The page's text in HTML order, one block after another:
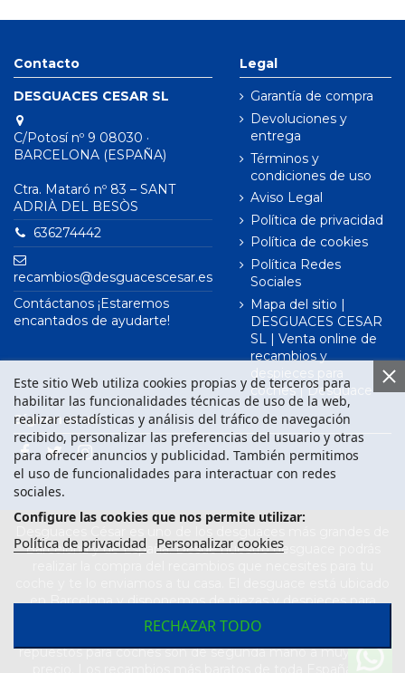
Contacto
DESGUACES CESAR SL
C/Potosí nº 9 08030 ·
BARCELONA (ESPAÑA)
Ctra. Mataró nº 83 – SANT
ADRIÀ DEL BESÒS
636274442
recambios@desguacescesar.es
Contáctanos ¡Estaremos
encantados de ayudarte!
Legal
Garantía de compra
Devoluciones y
entrega
Términos y
condiciones de uso
Aviso Legal
Política de privacidad
Política de cookies
Política Redes
Sociales
Mapa del sitio |
DESGUACES CESAR
SL | Venta online de
recambios y
despieces para
coches | Desguace
Este sitio Web utiliza cookies propias y de terceros para
habilitar las funcionalidades técnicas de uso de la web,
realizar estadísticas y análisis del tráfico de navegación
recibido, personalizar las preferencias del usuario y otras
para ofrecer anuncios y publicidad. También permitimos
el uso de funcionalidades para interactuar con redes
sociales.
Configure las cookies que nos permite utilizar:
Política de privacidad Personalizar cookies
RECHAZAR TODO
Síguenos en
Barcelona y de España. Desde nuestro desguace podrás
en Barcelona y disponemos de piezas y despieces para
todas las marcas de vehículos. Compra el recambio que
necesitas para tu coche en nuestro desguace. Los
repuestos para coches son de segunda mano a muy buen